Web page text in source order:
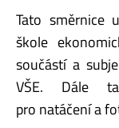
Tato směrnice
škole
součástí a
VŠE. Dále
pro natáčení a